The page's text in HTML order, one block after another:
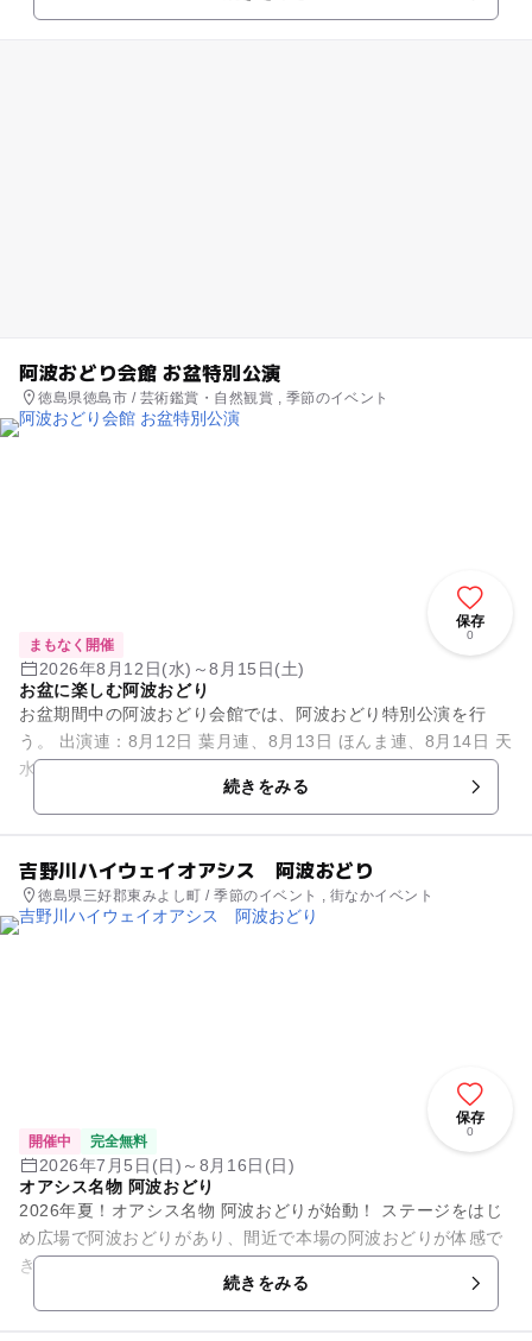
阿波おどり会館 お盆特別公演
徳島県徳島市 / 芸術鑑賞・自然観賞 , 季節のイベント
保存
0
まもなく開催
2026年8月12日(水)～8月15日(土)
お盆に楽しむ阿波おどり
お盆期間中の阿波おどり会館では、阿波おどり特別公演を行
う。 出演連：8月12日 葉月連、8月13日 ほんま連、8月14日 天
水連、8月15日 葵連
続きをみる
吉野川ハイウェイオアシス 阿波おどり
徳島県三好郡東みよし町 / 季節のイベント , 街なかイベント
保存
0
開催中 完全無料
2026年7月5日(日)～8月16日(日)
オアシス名物 阿波おどり
2026年夏！オアシス名物 阿波おどりが始動！ ステージをはじ
め広場で阿波おどりがあり、間近で本場の阿波おどりが体感で
きる。ぜひ足を運んでみよう。
続きをみる